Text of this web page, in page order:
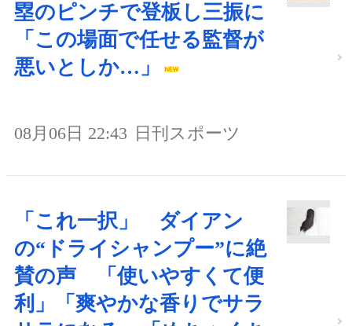
塁のピンチで登板し三振に
「この場面で任せる監督が
悪いとしか…」
08月06日 22:43 日刊スポーツ
「これ一択」 ダイアン
の“ドライシャンプー”に絶
賛の声 「使いやすくて便
利」「爽やかな香りでサラ